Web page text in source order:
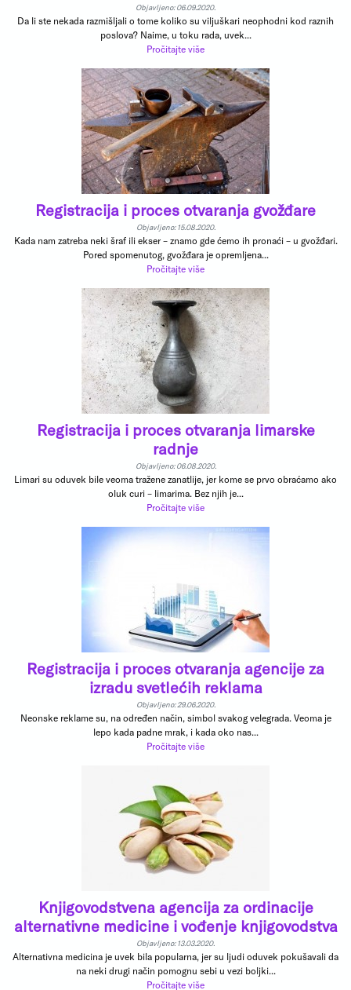
Objavljeno: 06.09.2020.
Da li ste nekada razmišljali o tome koliko su viljuškari neophodni kod raznih
poslova? Naime, u toku rada, uvek...
Pročitajte više
Registracija i proces otvaranja gvožđare
Objavljeno: 15.08.2020.
Kada nam zatreba neki šraf ili ekser – znamo gde ćemo ih pronaći – u gvožđari.
Pored spomenutog, gvožđara je opremljena...
Pročitajte više
Registracija i proces otvaranja limarske
radnje
Objavljeno: 06.08.2020.
Limari su oduvek bile veoma tražene zanatlije, jer kome se prvo obraćamo ako
oluk curi – limarima. Bez njih je...
Pročitajte više
Registracija i proces otvaranja agencije za
izradu svetlećih reklama
Objavljeno: 29.06.2020.
Neonske reklame su, na određen način, simbol svakog velegrada. Veoma je
lepo kada padne mrak, i kada oko nas...
Pročitajte više
Knjigovodstvena agencija za ordinacije
alternativne medicine i vođenje knjigovodstva
Objavljeno: 13.03.2020.
Alternativna medicina je uvek bila popularna, jer su ljudi oduvek pokušavali da
na neki drugi način pomognu sebi u vezi boljki...
Pročitajte više